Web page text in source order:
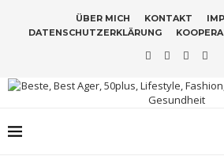
ÜBER MICH KONTAKT
DATENSCHUTZERKLÄRUNG